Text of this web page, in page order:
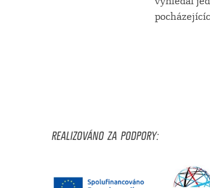
REALIZOVÁNO ZA PODPORY: